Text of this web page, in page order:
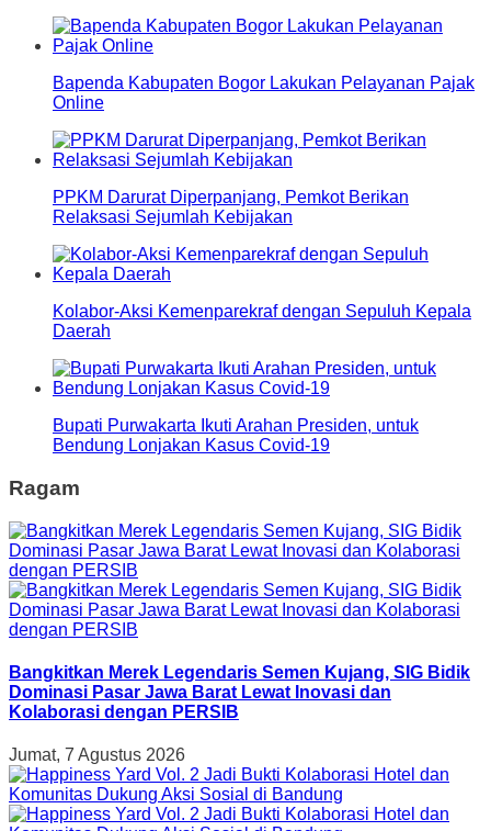
Bapenda Kabupaten Bogor Lakukan Pelayanan Pajak
Online
PPKM Darurat Diperpanjang, Pemkot Berikan
Relaksasi Sejumlah Kebijakan
Kolabor-Aksi Kemenparekraf dengan Sepuluh Kepala
Daerah
Bupati Purwakarta Ikuti Arahan Presiden, untuk
Bendung Lonjakan Kasus Covid-19
Ragam
Bangkitkan Merek Legendaris Semen Kujang, SIG Bidik
Dominasi Pasar Jawa Barat Lewat Inovasi dan
Kolaborasi dengan PERSIB
Jumat, 7 Agustus 2026